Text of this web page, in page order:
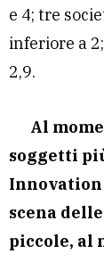
e 4; tre
inferiore a
2,9.
Al
soggetti
scena
piccole, al